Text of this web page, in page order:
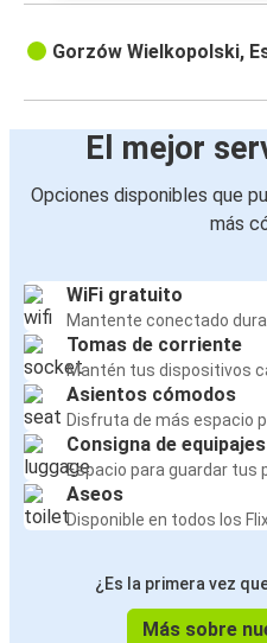
Gorzów Wielkopolski,
El mejor
Opciones disponibles que
más
WiFi gratuito
Mantente conectado
Tomas de corriente
Mantén tus dispositivos
Asientos cómodos
Disfruta de más espacio
Consigna de equipajes
Espacio para guardar tus
Aseos
Disponible en todos los
¿Es la primera vez
Más sobre